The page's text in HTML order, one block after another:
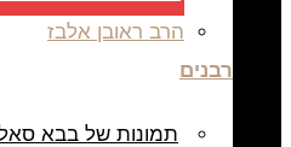
הרב ראובן אלבז
רבנים
תמונות של בבא